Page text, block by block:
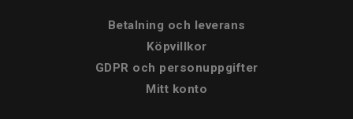
Betalning och leverans
Köpvillkor
GDPR och personuppgifter
Mitt konto